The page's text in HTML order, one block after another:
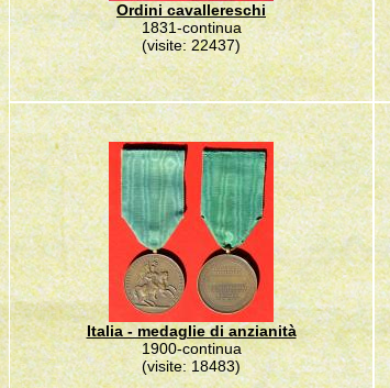
Ordini cavallereschi
1831-continua
(visite: 22437)
Italia - medaglie di anzianità
1900-continua
(visite: 18483)